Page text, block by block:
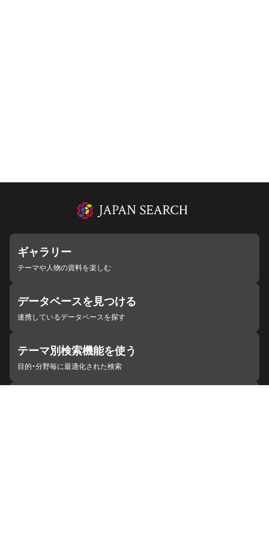
ギャラリー
テーマや人物の資料を楽しむ
データベースを見つける
連携しているデータベースを探す
テーマ別検索機能を使う
目的・分野毎に最適化された検索